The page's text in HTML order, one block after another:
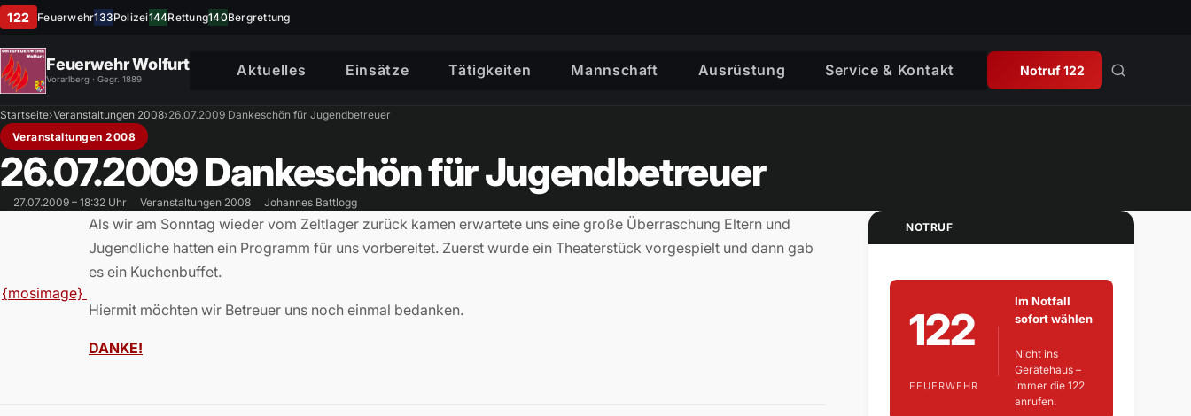
122 Feuerwehr133Polizei144Rettung140Bergrettung
Feuerwehr Wolfurt
Vorarlberg · Gegr. 1889
Aktuelles Einsätze Tätigkeiten Mannschaft Ausrüstung Service & Kontakt Notruf 122
Startseite›Veranstaltungen 2008›26.07.2009 Dankeschön für Jugendbetreuer
Veranstaltungen 2008
26.07.2009 Dankeschön für Jugendbetreuer
27.07.2009 – 18:32 Uhr Veranstaltungen 2008 Johannes Battlogg
{mosimage}
Als wir am Sonntag wieder vom Zeltlager zurück kamen erwartete uns eine große Überraschung Eltern und
Jugendliche hatten ein Programm für uns vorbereitet. Zuerst wurde ein Theaterstück vorgespielt und dann gab
es ein Kuchenbuffet.
Hiermit möchten wir Betreuer uns noch einmal bedanken.
DANKE!
NOTRUF
122
FEUERWEHR
Im Notfall
sofort wählen
Nicht ins
Gerätehaus –
immer die 122
anrufen.